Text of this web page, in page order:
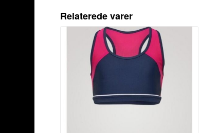
Relaterede varer